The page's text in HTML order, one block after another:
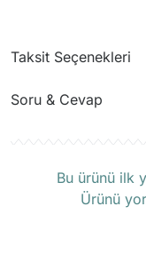
Taksit Seçenekleri
Soru & Cevap
Bu ürünü ilk
Ürünü